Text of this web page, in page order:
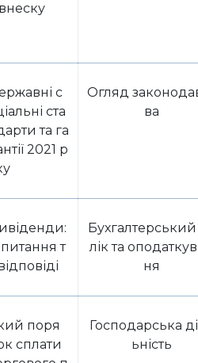
с
ста
та га
2021 р
Огляд
ва
т
лік та
ня
поря
сплати
Господарська
ьність